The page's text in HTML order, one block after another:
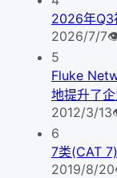
2026年Q3
2026/7/7
5
Fluke
地提升了
2012/3/13
6
7类(CAT
2019/8/20